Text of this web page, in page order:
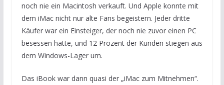
noch nie ein Macintosh verkauft. Und Apple konnte mit
dem iMac nicht nur alte Fans begeistern. Jeder dritte
Käufer war ein Einsteiger, der noch nie zuvor einen PC
besessen hatte, und 12 Prozent der Kunden stiegen aus
dem Windows-Lager um.
Das iBook war dann quasi der „iMac zum Mitnehmen“.